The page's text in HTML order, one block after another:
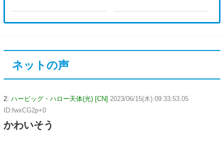
ネットの声
2: ハービッグ・ハロー天体(光) [CN] 2023/06/15(木) 09:33:53.05
ID:fwxCG2p+0
かわいそう